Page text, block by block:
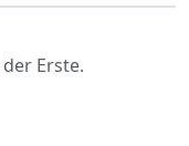
Erste.